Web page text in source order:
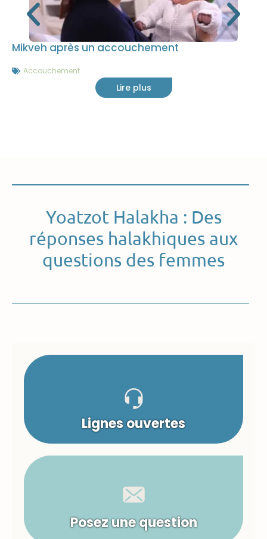
Mikveh après un accouchement
Accouchement
Lire plus
Yoatzot Halakha : Des
réponses halakhiques aux
questions des femmes
Lignes ouvertes
Posez une question